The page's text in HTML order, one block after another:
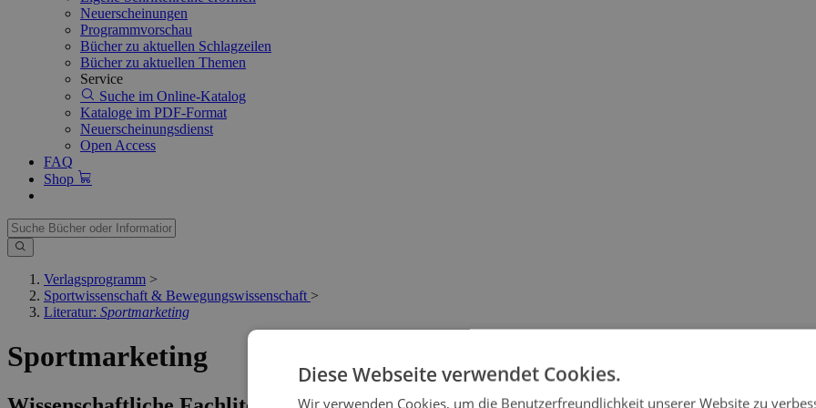
Neuerscheinungen
Programmvorschau
Bücher zu aktuellen Schlagzeilen
Bücher zu aktuellen Themen
Service
Suche im Online-Katalog
Kataloge im PDF-Format
Neuerscheinungsdienst
Open Access
FAQ
Shop
Verlagsprogramm >
Sportwissenschaft & Bewegungswissenschaft >
Literatur: Sportmarketing
Sportmarketing
Diese Webseite verwendet Cookies.
Wir verwenden Cookies, um die Benutzerfreundlichkeit unserer Website zu